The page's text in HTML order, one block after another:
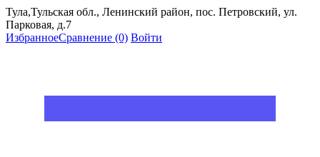
Тула,Тульская обл., Ленинский район, пос. Петровский, ул.
Парковая, д.7
ИзбранноеСравнение (0) Войти